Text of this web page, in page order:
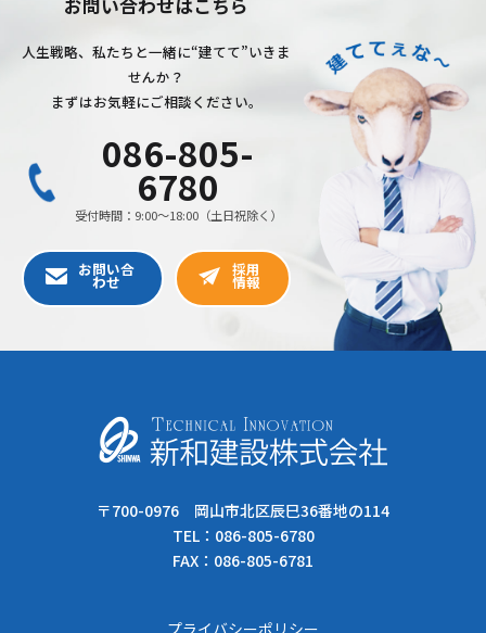
〒700-0976 岡山市北区辰巳36番地の114
TEL：086-805-6780
FAX：086-805-6781
プライバシーポリシー
Copyright © 新和建設株式会社 All Rights Reserved.